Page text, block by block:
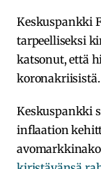
Keskuspankki
tarpeelliseksi
katsonut, että
koronakriisistä.
Keskuspankki
inflaation